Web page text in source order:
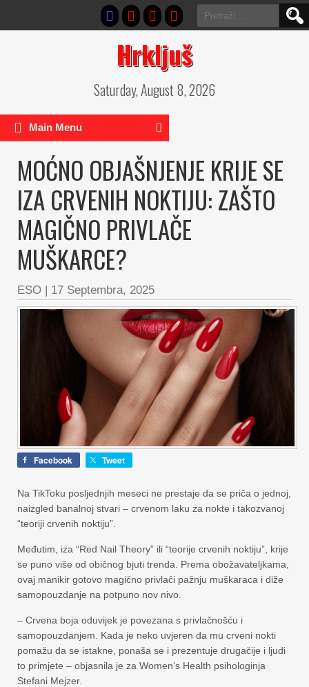
Pretraga:
Hrkljuš
Saturday, August 8, 2026
Main Menu
MOĆNO OBJAŠNJENJE KRIJE SE
IZA CRVENIH NOKTIJU: ZAŠTO
MAGIČNO PRIVLAČE
MUŠKARCE?
ESO | 17 Septembra, 2025
Facebook Tweet
Na TikToku posljednjih meseci ne prestaje da se priča o jednoj,
naizgled banalnoj stvari – crvenom laku za nokte i takozvanoj
“teoriji crvenih noktiju”.
Međutim, iza “Red Nail Theory” ili “teorije crvenih noktiju”, krije
se puno više od običnog bjuti trenda. Prema obožavateljkama,
ovaj manikir gotovo magično privlači pažnju muškaraca i diže
samopouzdanje na potpuno nov nivo.
– Crvena boja oduvijek je povezana s privlačnošću i
samopouzdanjem. Kada je neko uvjeren da mu crveni nokti
pomažu da se istakne, ponaša se i prezentuje drugačije i ljudi
to primjete – objasnila je za Women‘s Health psihologinja
Stefani Mejzer.